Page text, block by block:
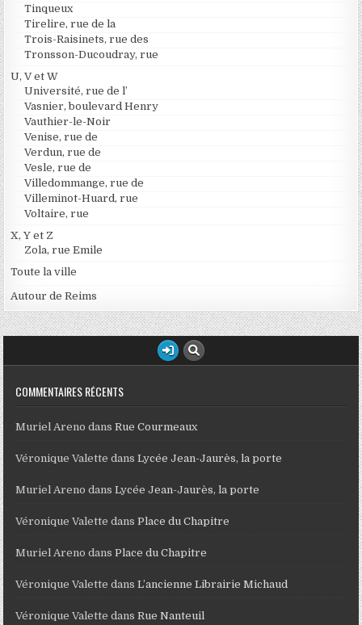
Tinqueux
Tirelire, rue de la
Trois-Raisinets, rue des
Tronsson-Ducoudray, rue
U, V et W
Université, rue de l’
Vasnier, boulevard Henry
Vauthier-le-Noir
Venise, rue de
Verdun, rue de
Vesle, rue de
Villedommange, rue de
Villeminot-Huard, rue
Voltaire, rue
X, Y et Z
Zola, rue Emile
Toute la ville
Autour de Reims
COMMENTAIRES RÉCENTS
Muriel Areno dansRue Courmeaux
Véronique Valette dansLycée Jean-Jaurès, la porte
Muriel Areno dansLycée Jean-Jaurès, la porte
Véronique Valette dansPlace du Chapitre
Muriel Areno dansPlace du Chapitre
Véronique Valette dansL’ancienne Librairie Michaud
Véronique Valette dansRue Nanteuil